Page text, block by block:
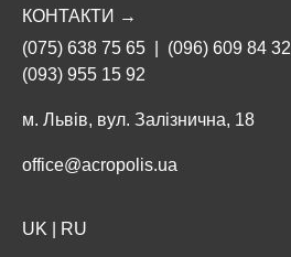
КОНТАКТИ →
(075) 638 75 65
(096) 609 84 32
(093) 955 15 92
м. Львів, вул. Залізнична, 18
office@acropolis.ua
UK RU